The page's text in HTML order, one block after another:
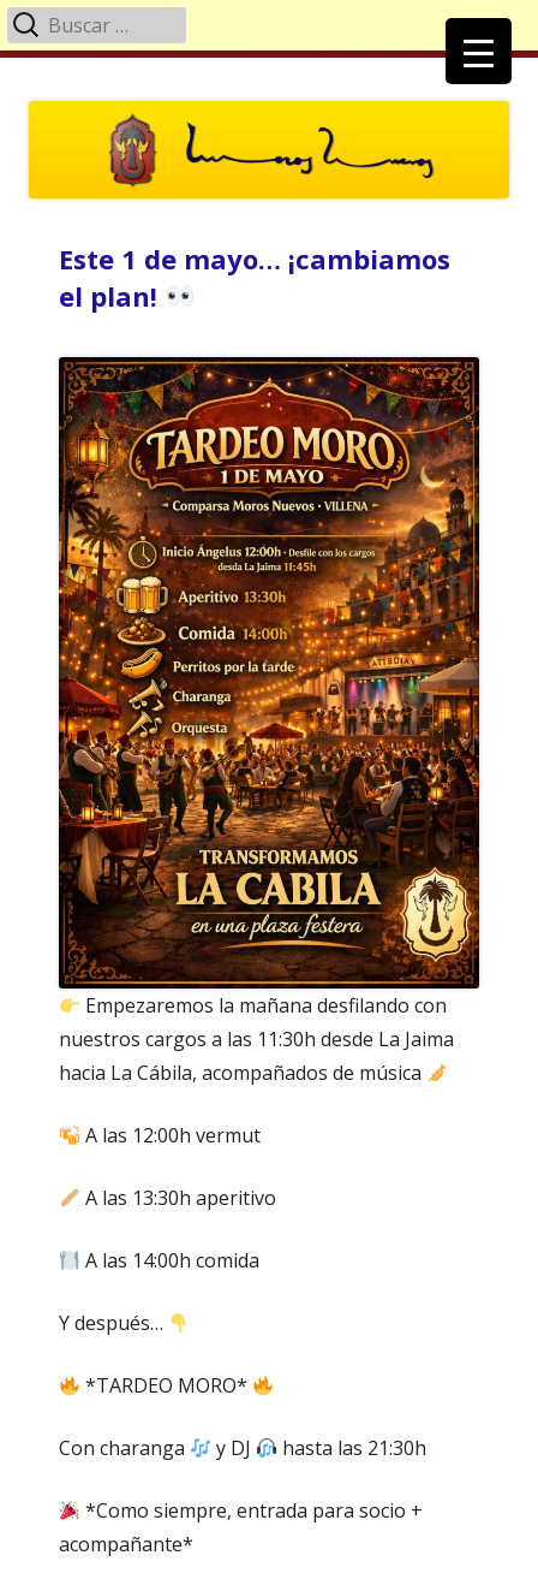
Menú
Buscar:
Este 1 de mayo… ¡cambiamos
el plan!
Empezaremos la mañana desfilando con
nuestros cargos a las 11:30h desde La Jaima
hacia La Cábila, acompañados de música
A las 12:00h vermut
A las 13:30h aperitivo
A las 14:00h comida
Y después…
*TARDEO MORO*
Con charanga y DJ hasta las 21:30h
*Como siempre, entrada para socio +
acompañante*